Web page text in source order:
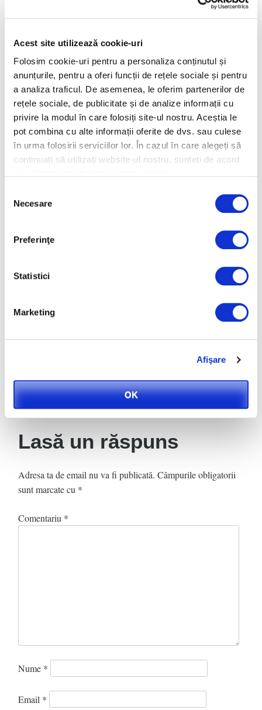
Acest site utilizează cookie-uri
Folosim cookie-uri pentru a personaliza conținutul și
anunțurile, pentru a oferi funcții de rețele sociale și pentru
a analiza traficul. De asemenea, le oferim partenerilor de
rețele sociale, de publicitate și de analize informații cu
privire la modul în care folosiți site-ul nostru. Aceștia le
pot combina cu alte informații oferite de dvs. sau culese
în urma folosirii serviciilor lor. În cazul în care alegeți să
continuați să utilizați website-ul nostru, sunteți de acord
consimțământului
Necesare
Preferinţe
Statistici
Marketing
Afişare
OK
interioare moderne
HoReCa
Amenajari si
terase si cluburi
Palmieri artificiali
Amenajari
flori de primavara
Lasă un răspuns
Adresa ta de email nu va fi publicată. Câmpurile obligatorii
sunt marcate cu *
Comentariu *
Nume *
Email *